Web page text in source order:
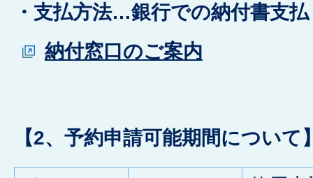
・支払方法…銀行での納付書支払
納付窓口のご案内
【2、予約申請可能期間について